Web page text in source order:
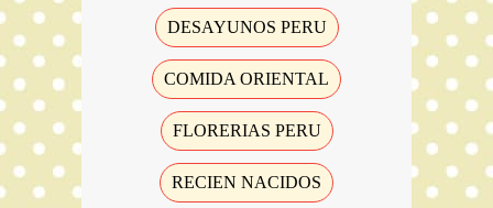
DESAYUNOS PERU
COMIDA ORIENTAL
FLORERIAS PERU
RECIEN NACIDOS